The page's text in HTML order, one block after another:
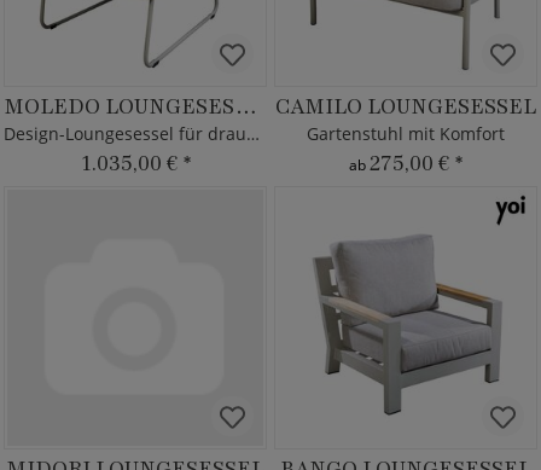
MOLEDO LOUNGESESSEL
Design-Loungesessel für draußen
1.035,00 € *
CAMILO LOUNGESESSEL
Gartenstuhl mit Komfort
ab275,00 € *